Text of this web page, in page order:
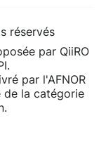
réservés
par QiiRO
par l'AFNOR
de la catégorie